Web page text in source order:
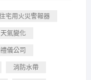
宅用火災警報器
天氣變化
儀公司
消防水帶